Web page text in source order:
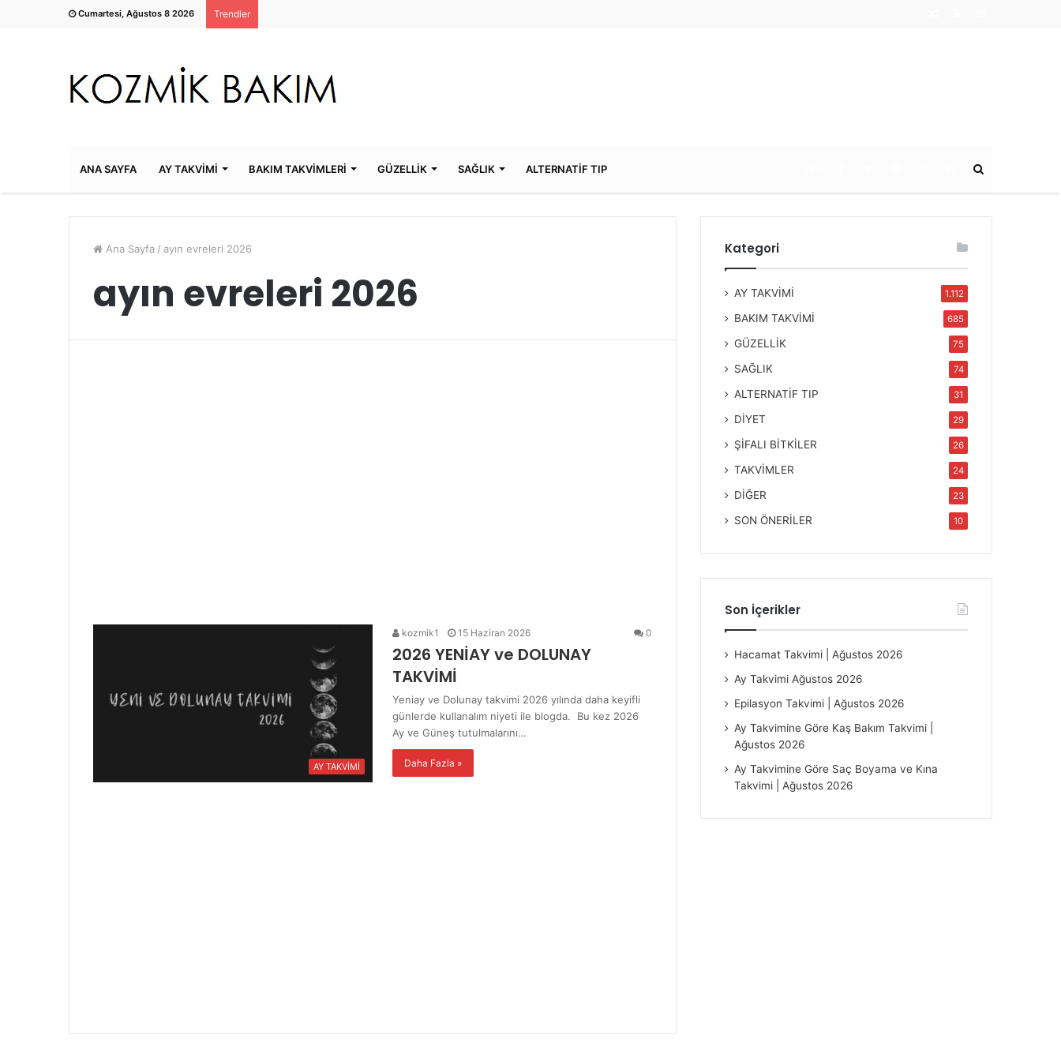
Cumartesi, Ağustos 8 2026 Trendler
ANA SAYFA AY TAKVİMİ BAKIM TAKVİMLERİ GÜZELLİK SAĞLIK ALTERNATİF TIP
Ana Sayfa / ayın evreleri 2026
ayın evreleri 2026
AY TAKVİMİ
kozmik1 15 Haziran 2026 0
2026 YENİAY ve DOLUNAY
TAKVİMİ
Yeniay ve Dolunay takvimi 2026 yılında daha keyifli
günlerde kullanalım niyeti ile blogda. Bu kez 2026
Ay ve Güneş tutulmalarını…
Daha Fazla »
Kategori
AY TAKVİMİ 1.112
BAKIM TAKVİMİ 685
GÜZELLİK 75
SAĞLIK 74
ALTERNATİF TIP 31
DİYET 29
ŞİFALI BİTKİLER 26
TAKVİMLER 24
DİĞER 23
SON ÖNERİLER 10
Son İçerikler
Hacamat Takvimi | Ağustos 2026
Ay Takvimi Ağustos 2026
Epilasyon Takvimi | Ağustos 2026
Ay Takvimine Göre Kaş Bakım Takvimi |
Ağustos 2026
Ay Takvimine Göre Saç Boyama ve Kına
Takvimi | Ağustos 2026